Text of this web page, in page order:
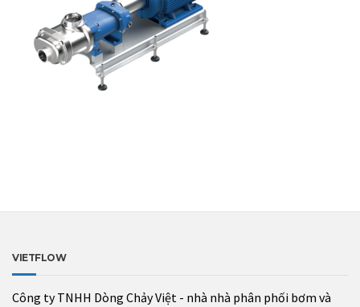
VIETFLOW
Công ty TNHH Dòng Chảy Việt - nhà nhà phân phối bơm và